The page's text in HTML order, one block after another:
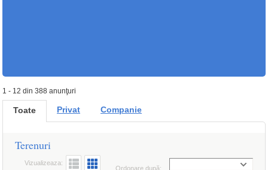
1 - 12 din 388 anunţuri
Toate Privat Companie
Terenuri
Ordonare după:
Vizualizeaza: